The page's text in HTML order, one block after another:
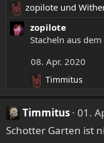
o
n
R
e
a
n
e
n
:
zopilote und
zopilote
Stacheln aus
08. Apr. 2020
R
e
a
k
t
Timmitus
Timmitus 01.
Schotter Garten ist